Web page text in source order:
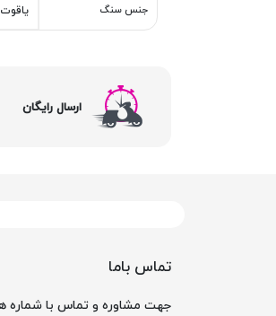
جنس سنگ
ارسال رایگان
تماس باما
جهت مشاوره و تماس با شماره